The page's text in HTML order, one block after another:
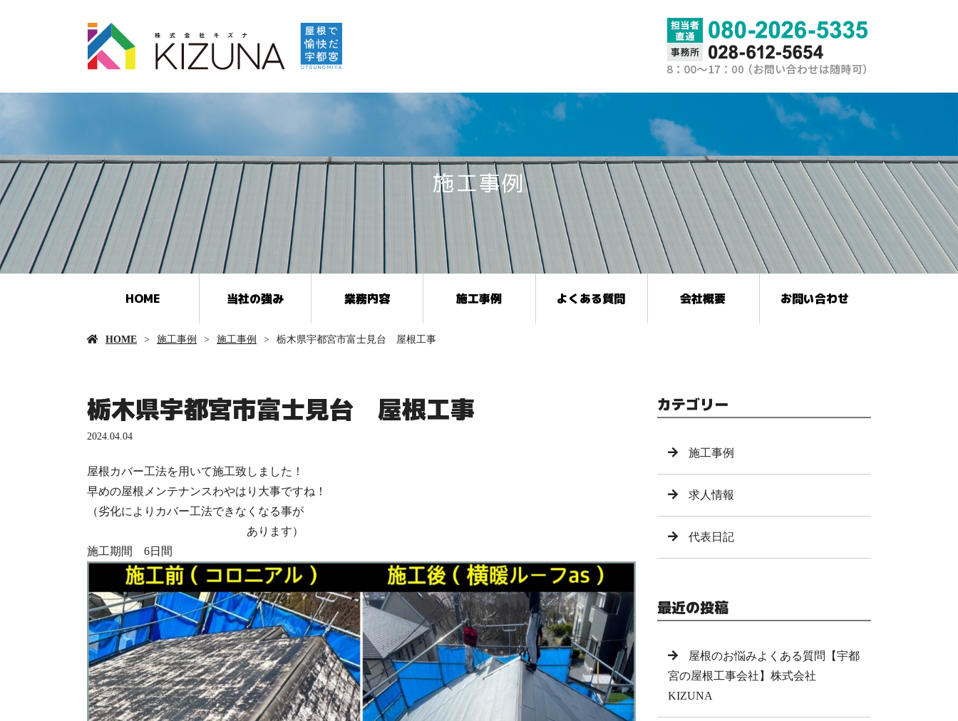
施工事例
HOME 当社の強み 業務内容 施工事例 よくある質問 会社概要 お問い合わせ
HOME 施工事例 施工事例 栃木県宇都宮市富士見台 屋根工事
栃木県宇都宮市富士見台 屋根工事
2024.04.04
屋根カバー工法を用いて施工致しました！
早めの屋根メンテナンスわやはり大事ですね！
（劣化によりカバー工法できなくなる事が
あります）
施工期間 6日間
カテゴリー
施工事例
求人情報
代表日記
最近の投稿
屋根のお悩みよくある質問【宇都
宮の屋根工事会社】株式会社
KIZUNA